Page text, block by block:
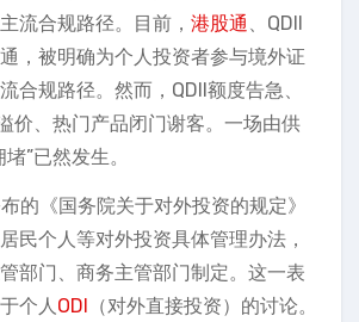
流合规路径。目前， 港股通 、QDII
，被明确为个人投资者参与境外证
合规路径。然而，QDII额度告急、
价、热门产品闭门谢客。一场由供
”已然发生。
的《国务院关于对外投资的规定》
民个人等对外投资具体管理办法，
部门、商务主管部门制定。这一表
个人 ODI （对外直接投资）的讨论。